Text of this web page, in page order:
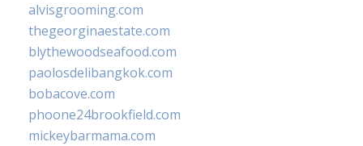
alvisgrooming.com
thegeorginaestate.com
blythewoodseafood.com
paolosdelibangkok.com
bobacove.com
phoone24brookfield.com
mickeybarmama.com